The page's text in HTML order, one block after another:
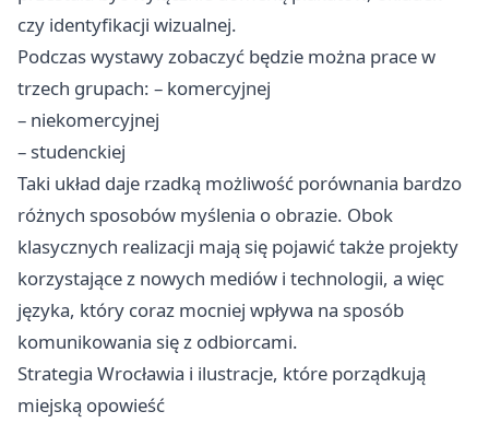
czy identyfikacji wizualnej.
Podczas wystawy zobaczyć będzie można prace w
trzech grupach: – komercyjnej
– niekomercyjnej
– studenckiej
Taki układ daje rzadką możliwość porównania bardzo
różnych sposobów myślenia o obrazie. Obok
klasycznych realizacji mają się pojawić także projekty
korzystające z nowych mediów i technologii, a więc
języka, który coraz mocniej wpływa na sposób
komunikowania się z odbiorcami.
Strategia Wrocławia i ilustracje, które porządkują
miejską opowieść